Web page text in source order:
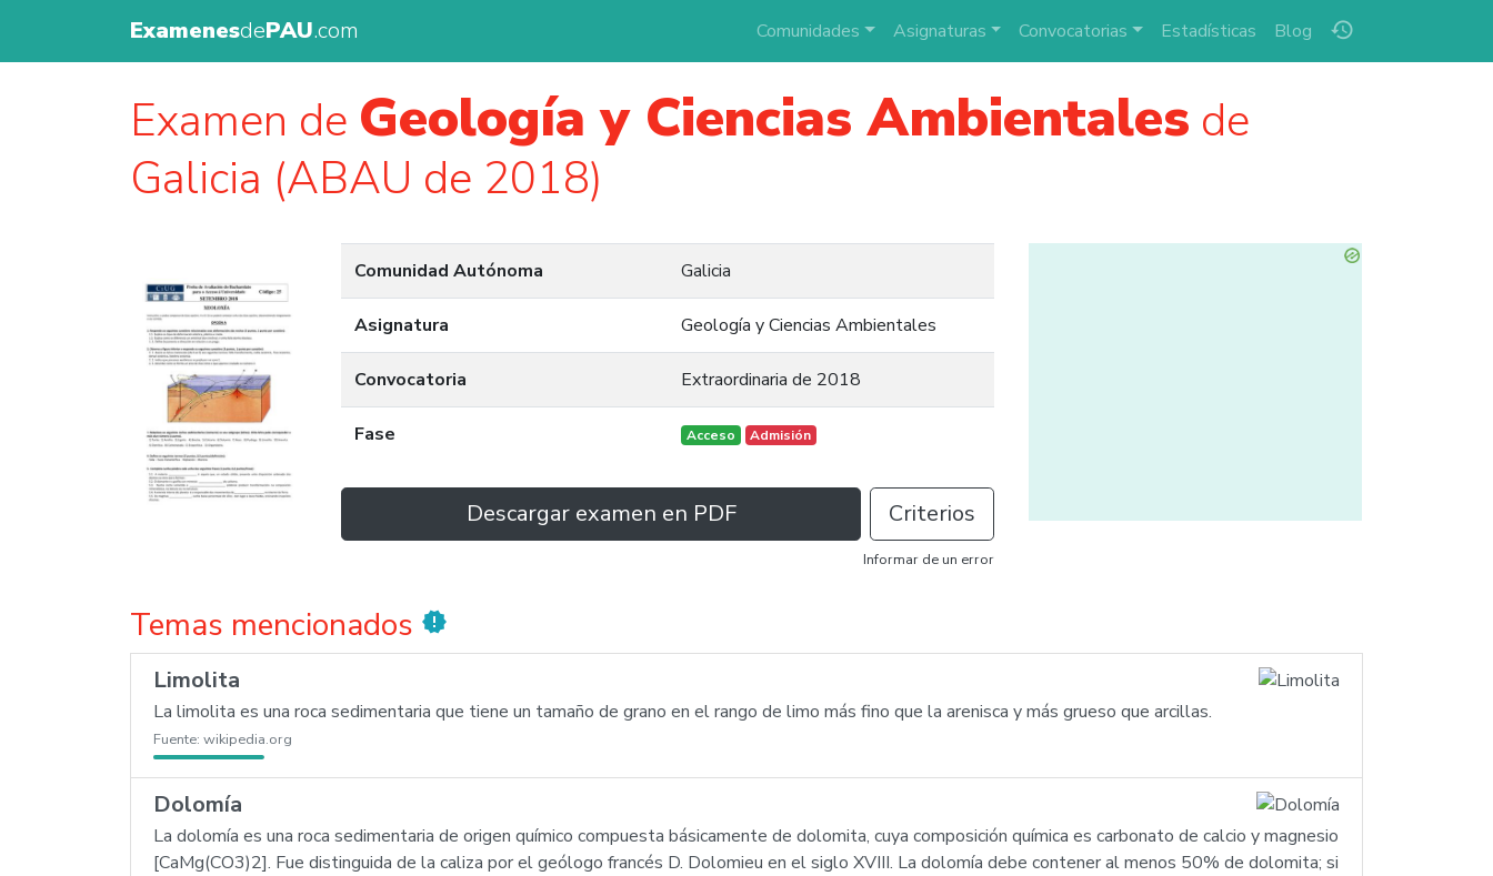
ExamenesdePAU.com history
Comunidades Asignaturas Convocatorias Estadísticas Blog
Examen de Geología y Ciencias Ambientales de
Galicia (ABAU de 2018)
Comunidad Autónoma Galicia
Asignatura Geología y Ciencias Ambientales
Convocatoria Extraordinaria de 2018
Fase Acceso Admisión
Descargar examen en PDF Criterios
Informar de un error
Temas mencionados new_releases
Limolita
La limolita es una roca sedimentaria que tiene un tamaño de grano en el rango de limo más fino que la arenisca y más grueso que arcillas.
Fuente: wikipedia.org
Dolomía
La dolomía es una roca sedimentaria de origen químico compuesta básicamente de dolomita, cuya composición química es carbonato de calcio y magnesio
[CaMg(CO3)2]. Fue distinguida de la caliza por el geólogo francés D. Dolomieu en el siglo XVIII. La dolomía debe contener al menos 50% de dolomita; si